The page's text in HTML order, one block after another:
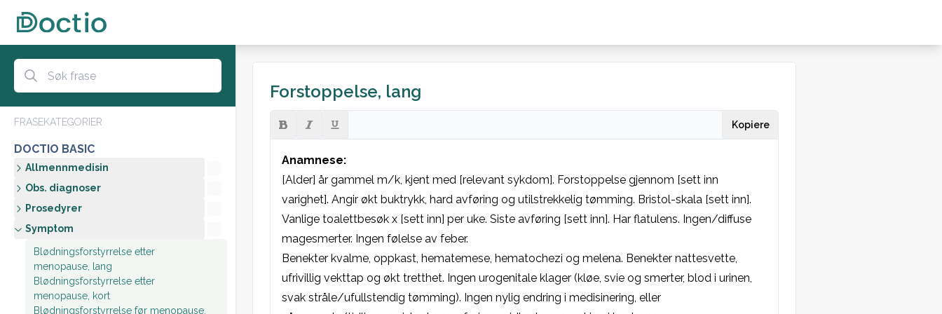
FRASEKATEGORIER
DOCTIO BASIC
Allmennmedisin
Obs. diagnoser
Prosedyrer
Symptom
Blødningsforstyrrelse etter
menopause, lang
Blødningsforstyrrelse etter
menopause, kort
Blødningsforstyrrelse før menopause,
Forstoppelse, lang
Kopiere
Anamnese:
[Alder] år gammel m/k, kjent med [relevant sykdom]. Forstoppelse gjennom [sett inn
varighet]. Angir økt buktrykk, hard avføring og utilstrekkelig tømming. Bristol-skala [sett inn].
Vanlige toalettbesøk x [sett inn] per uke. Siste avføring [sett inn]. Har flatulens. Ingen/diffuse
magesmerter. Ingen følelse av feber.
Benekter kvalme, oppkast, hematemese, hematochezi og melena. Benekter nattesvette,
ufrivillig vekttap og økt tretthet. Ingen urogenitale klager (kløe, svie og smerter, blod i urinen,
svak stråle/ufullstendig tømming). Ingen nylig endring i medisinering, eller